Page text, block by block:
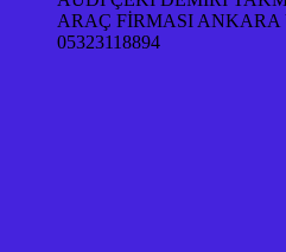
ARAÇ FİRMASI
05323118894